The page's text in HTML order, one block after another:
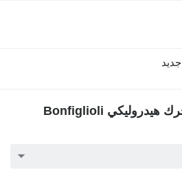
جديد
معلومات إضافية — محرك هيدروليكي Bonfiglioli